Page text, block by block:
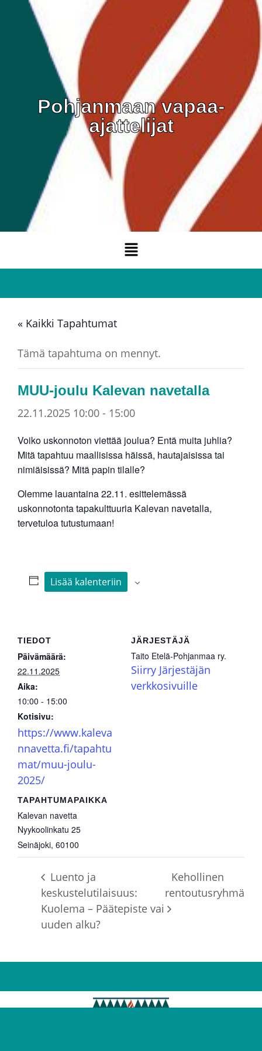
Pohjanmaan vapaa-
ajattelijat
« Kaikki Tapahtumat
Tämä tapahtuma on mennyt.
MUU-joulu Kalevan navetalla
22.11.2025 10:00 - 15:00
Voiko uskonnoton viettää joulua? Entä muita juhlia?
Mitä tapahtuu maallisissa häissä, hautajaisissa tai
nimiäisissä? Mitä papin tilalle?
Olemme lauantaina 22.11. esittelemässä
uskonnotonta tapakulttuuria Kalevan navetalla,
tervetuloa tutustumaan!
Lisää kalenteriin
TIEDOT
Päivämäärä:
22.11.2025
Aika:
10:00 - 15:00
Kotisivu:
https://www.kaleva
nnavetta.fi/tapahtu
mat/muu-joulu-
2025/
TAPAHTUMAPAIKKA
Kalevan navetta
Nyykoolinkatu 25
Seinäjoki, 60100
JÄRJESTÄJÄ
Taito Etelä-Pohjanmaa ry.
Siirry Järjestäjän
verkkosivuille
Luento ja
keskustelutilaisuus:
Kuolema – Päätepiste vai
uuden alku?
Kehollinen
rentoutusryhmä